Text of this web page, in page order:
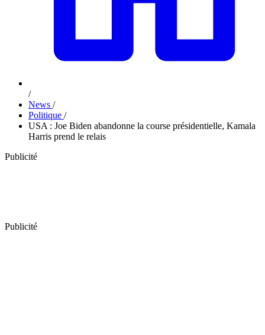
/
News /
Politique /
USA : Joe Biden abandonne la course présidentielle, Kamala
Harris prend le relais
Publicité
Publicité